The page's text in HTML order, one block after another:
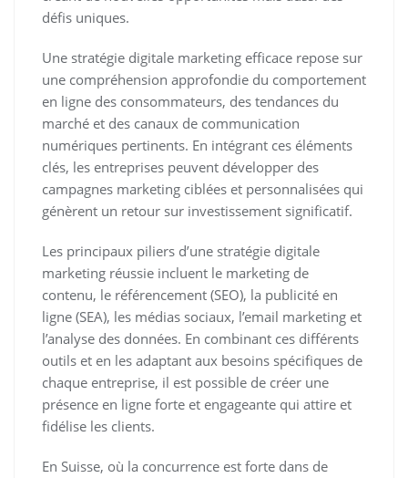
défis uniques.
Une stratégie digitale marketing efficace repose sur
une compréhension approfondie du comportement
en ligne des consommateurs, des tendances du
marché et des canaux de communication
numériques pertinents. En intégrant ces éléments
clés, les entreprises peuvent développer des
campagnes marketing ciblées et personnalisées qui
génèrent un retour sur investissement significatif.
Les principaux piliers d’une stratégie digitale
marketing réussie incluent le marketing de
contenu, le référencement (SEO), la publicité en
ligne (SEA), les médias sociaux, l’email marketing et
l’analyse des données. En combinant ces différents
outils et en les adaptant aux besoins spécifiques de
chaque entreprise, il est possible de créer une
présence en ligne forte et engageante qui attire et
fidélise les clients.
En Suisse, où la concurrence est forte dans de